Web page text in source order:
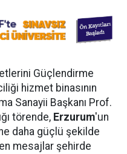
Güçlendirme
hizmet binasının
Sanayii Başkanı Prof.
törende, Erzurum'un
daha güçlü şekilde
mesajlar şehirde